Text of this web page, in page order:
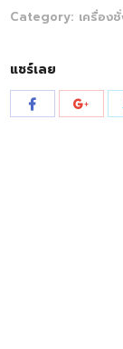
Category: เครื่อง
แชร์เลย
Share